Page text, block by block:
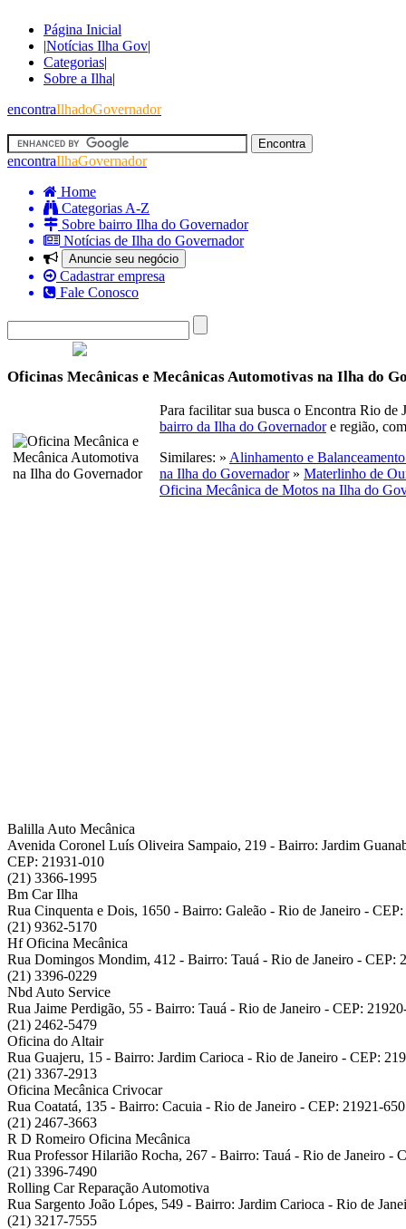
Página Inicial
|Notícias Ilha Gov|
Categorias|
Sobre a Ilha|
encontraIlhadoGovernador
encontraIlhaGovernador
Home
Categorias A-Z
Sobre bairro Ilha do Governador
Notícias de Ilha do Governador
Anuncie seu negócio
Cadastrar empresa
Fale Conosco
Oficinas Mecânicas e Mecânicas Automotivas na Ilha do
Para facilitar sua busca o Encontra Rio de
bairro da Ilha do Governadore região,
Similares: » Alinhamento e
na Ilha do Governador» Materlinho de
Oficina Mecânica de Motos na Ilha do
Balilla Auto Mecânica
Avenida Coronel Luís Oliveira Sampaio, 219 - Bairro: Jardim
CEP: 21931-010
(21) 3366-1995
Bm Car Ilha
Rua Cinquenta e Dois, 1650 - Bairro: Galeão - Rio de Janeiro -
(21) 9362-5170
Hf Oficina Mecânica
Rua Domingos Mondim, 412 - Bairro: Tauá - Rio de Janeiro - CEP:
(21) 3396-0229
Nbd Auto Service
Rua Jaime Perdigão, 55 - Bairro: Tauá - Rio de Janeiro - CEP:
(21) 2462-5479
Oficina do Altair
Rua Guajeru, 15 - Bairro: Jardim Carioca - Rio de Janeiro - CEP:
(21) 3367-2913
Oficina Mecânica Crivocar
Rua Coatatá, 135 - Bairro: Cacuia - Rio de Janeiro - CEP: 21921-650
(21) 2467-3663
R D Romeiro Oficina Mecânica
Rua Professor Hilarião Rocha, 267 - Bairro: Tauá - Rio de Janeiro -
(21) 3396-7490
Rolling Car Reparação Automotiva
Rua Sargento João Lópes, 549 - Bairro: Jardim Carioca - Rio de
(21) 3217-7555